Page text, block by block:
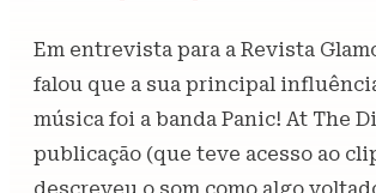
Em entrevista para a Revista
falou que a sua principal
música foi a banda Panic! At The
publicação (que teve acesso ao